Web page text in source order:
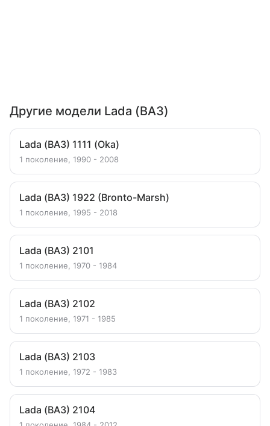
Другие модели Lada (ВАЗ)
Lada (ВАЗ) 1111 (Oka)
1 поколение, 1990 - 2008
Lada (ВАЗ) 1922 (Bronto-Marsh)
1 поколение, 1995 - 2018
Lada (ВАЗ) 2101
1 поколение, 1970 - 1984
Lada (ВАЗ) 2102
1 поколение, 1971 - 1985
Lada (ВАЗ) 2103
1 поколение, 1972 - 1983
Lada (ВАЗ) 2104